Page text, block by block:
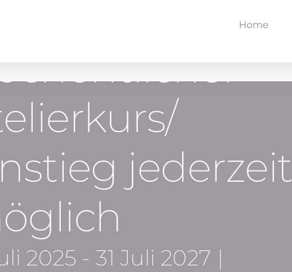
Home
jederzeit
2025 - 31 Juli 2027 |